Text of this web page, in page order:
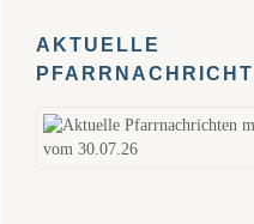
AKTUELLE